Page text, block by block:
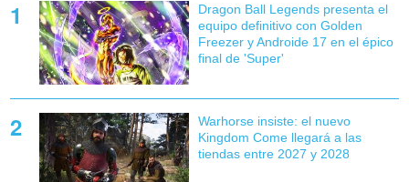
Dragon Ball Legends presenta el
equipo definitivo con Golden
Freezer y Androide 17 en el épico
final de 'Super'
Warhorse insiste: el nuevo
Kingdom Come llegará a las
tiendas entre 2027 y 2028